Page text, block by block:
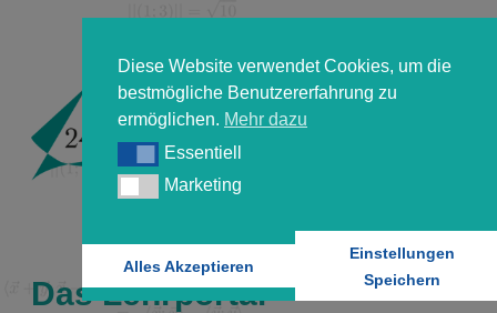
Diese Website verwendet Cookies, um die
bestmögliche Benutzererfahrung zu
ermöglichen. Mehr dazu
EssentiellEssentiell
MarketingMarketing
Alles Akzeptieren
Einstellungen
Speichern
Das Lehrportal